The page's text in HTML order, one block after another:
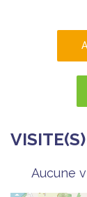
Aucune